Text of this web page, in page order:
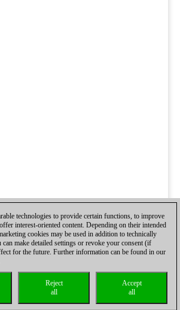
technologies to provide certain functions, to improve
interest-oriented content. Depending on their intended
cookies may be used in addition to technically
can make detailed settings or revoke your consent (if
for the future. Further information can be found in our
Accept
all
Reject
all